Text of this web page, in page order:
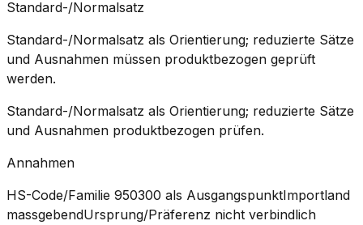
Standard-/Normalsatz
Standard-/Normalsatz als Orientierung; reduzierte Sätze
und Ausnahmen müssen produktbezogen geprüft
werden.
Standard-/Normalsatz als Orientierung; reduzierte Sätze
und Ausnahmen produktbezogen prüfen.
Annahmen
HS-Code/Familie 950300 als AusgangspunktImportland
massgebendUrsprung/Präferenz nicht verbindlich